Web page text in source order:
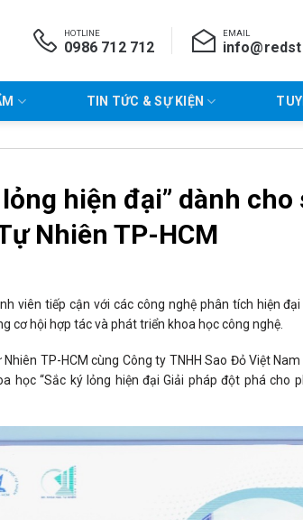
HOTLINE
0986 712 712
EMAIL
TIN TỨC & SỰ KIỆN
hiện đại” dành cho
Nhiên TP-HCM
viên tiếp cận với các công nghệ phân tích hiện
cơ hội hợp tác và phát triển khoa học công nghệ.
TP-HCM cùng Công ty TNHH Sao Đỏ Việt
học “Sắc ký lỏng hiện đại Giải pháp đột phá cho